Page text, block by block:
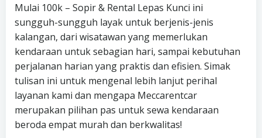
Mulai 100k – Sopir & Rental Lepas Kunci ini
sungguh-sungguh layak untuk berjenis-jenis
kalangan, dari wisatawan yang memerlukan
kendaraan untuk sebagian hari, sampai kebutuhan
perjalanan harian yang praktis dan efisien. Simak
tulisan ini untuk mengenal lebih lanjut perihal
layanan kami dan mengapa Meccarentcar
merupakan pilihan pas untuk sewa kendaraan
beroda empat murah dan berkwalitas!